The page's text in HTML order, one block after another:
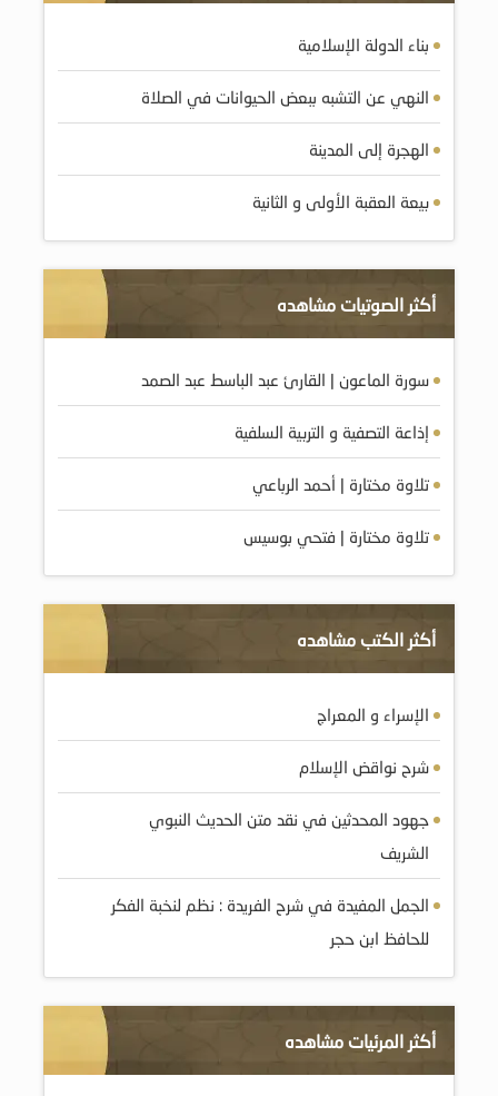
بناء الدولة الإسلامية
النهي عن التشبه ببعض الحيوانات في الصلاة
الهجرة إلى المدينة
بيعة العقبة الأولى و الثانية
أكثر الصوتيات مشاهده
سورة الماعون | القارئ عبد الباسط عبد الصمد
إذاعة التصفية و التربية السلفية
تلاوة مختارة | أحمد الرباعي
تلاوة مختارة | فتحي بوسيس
أكثر الكتب مشاهده
الإسراء و المعراج
شرح نواقض الإسلام
جهود المحدثين في نقد متن الحديث النبوي
الشريف
الجمل المفيدة في شرح الفريدة : نظم لنخبة الفكر
للحافظ ابن حجر
أكثر المرئيات مشاهده